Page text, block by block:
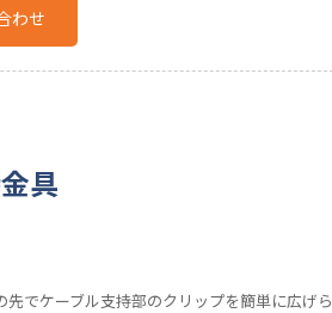
わせ
具
でケーブル支持部のクリップを簡単に広げら